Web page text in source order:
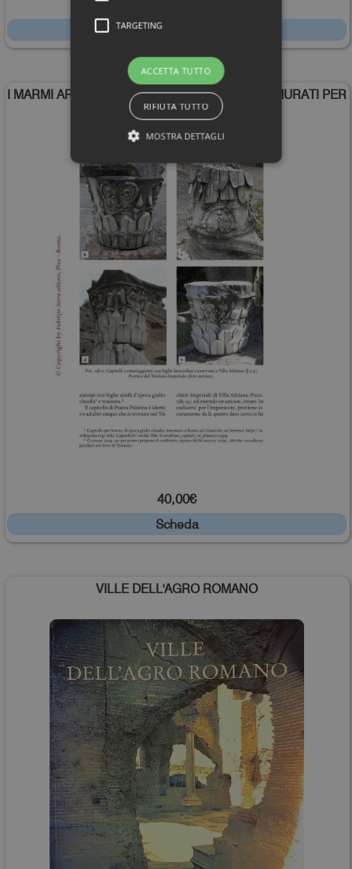
Scheda
I MARMI ARCHITETTONICI DI VILLA ADRIANA «MURATI PER
LE CASE DI TIVOLI»
40,00€
Scheda
VILLE DELL'AGRO ROMANO
TARGETING
ACCETTA TUTTO
RIFIUTA TUTTO
MOSTRA DETTAGLI